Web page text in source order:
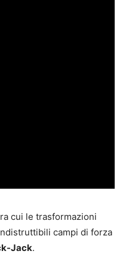
cui le trasformazioni
campi di forza
Jack.